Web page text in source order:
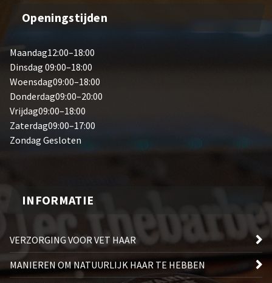
Openingstijden
Maandag12:00–18:00
Dinsdag 09:00–18:00
Woensdag09:00–18:00
Donderdag09:00–20:00
Vrijdag09:00–18:00
Zaterdag09:00–17:00
Zondag Gesloten
INFORMATIE
VERZORGING VOOR VET HAAR
MANIEREN OM NATUURLIJK HAAR TE HEBBEN